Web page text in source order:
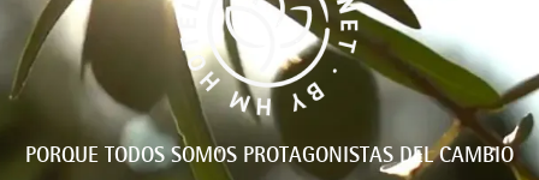
PORQUE TODOS SOMOS PROTAGONISTAS DEL CAMBIO